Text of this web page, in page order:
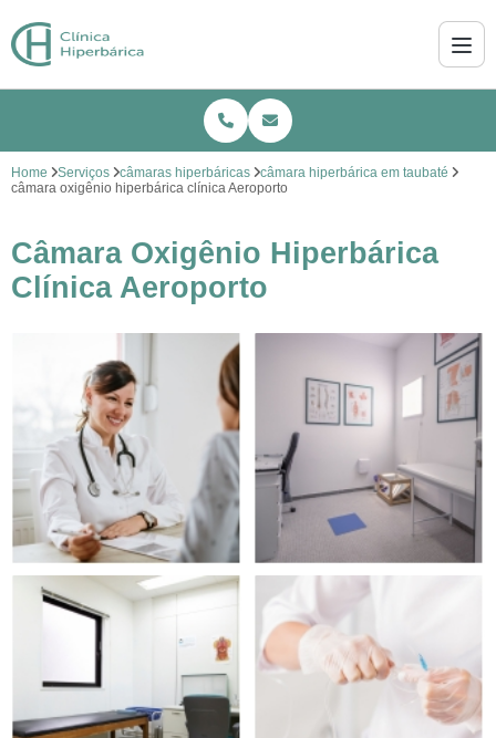
Home Serviços câmaras hiperbáricas
câmara hiperbárica em taubaté
câmara oxigênio hiperbárica clínica Aeroporto
Câmara Oxigênio Hiperbárica
Clínica Aeroporto